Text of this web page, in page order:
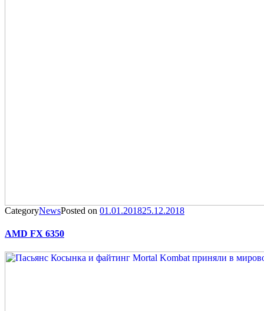
CategoryNewsPosted on 01.01.201825.12.2018
AMD FX 6350